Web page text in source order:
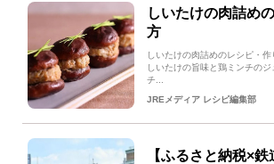
しいたけの肉詰め
方
しいたけの肉詰めのレシピ・作
しいたけの旨味と鶏ミンチの
チ...
JREメディア レシピ編集部
【ふるさと納税×